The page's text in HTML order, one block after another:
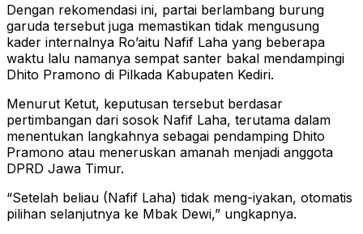
Dengan rekomendasi ini, partai berlambang burung
garuda tersebut juga memastikan tidak mengusung
kader internalnya Ro’aitu Nafif Laha yang beberapa
waktu lalu namanya sempat santer bakal mendampingi
Dhito Pramono di Pilkada Kabupaten Kediri.
Menurut Ketut, keputusan tersebut berdasar
pertimbangan dari sosok Nafif Laha, terutama dalam
menentukan langkahnya sebagai pendamping Dhito
Pramono atau meneruskan amanah menjadi anggota
DPRD Jawa Timur.
“Setelah beliau (Nafif Laha) tidak meng-iyakan, otomatis
pilihan selanjutnya ke Mbak Dewi,” ungkapnya.